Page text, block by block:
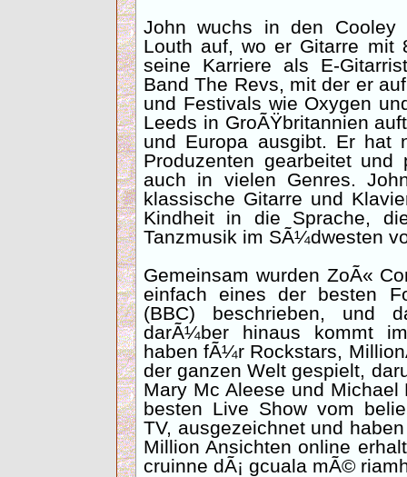
John wuchs in den Cooley
Louth auf, wo er Gitarre mit
seine Karriere als E-
Band The Revs, mit der er
und Festivals wie Oxygen
Leeds in GroÃŸbritannien
und Europa ausgibt. Er hat
Produzenten gearbeitet
auch in vielen Genres.
klassische Gitarre und
Kindheit in die Sprache,
Tanzmusik im SÃ¼dwesten
Gemeinsam wurden ZoÃ«
einfach eines der besten
(BBC) beschrieben, und
darÃ¼ber hinaus kommt
haben fÃ¼r Rockstars,
der ganzen Welt gespielt,
Mary Mc Aleese und
besten Live Show vom
TV, ausgezeichnet und
Million Ansichten online
cruinne dÃ¡ gcuala mÃ©